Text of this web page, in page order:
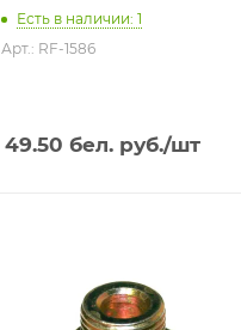
Есть в наличии: 1
Арт.: RF-1586
49.50 бел. руб./шт